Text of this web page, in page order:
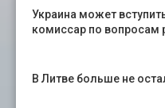
Украина может
комиссар по вопросам
В Литве больше не